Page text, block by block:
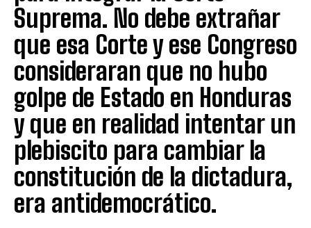
Suprema. No debe extrañar
que esa Corte y ese Congreso
consideraran que no hubo
golpe de Estado en Honduras
y que en realidad intentar un
plebiscito para cambiar la
constitución de la dictadura,
era antidemocrático.